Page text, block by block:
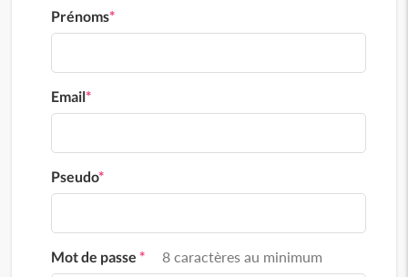
Prénoms*
Email*
Pseudo*
Mot de passe * 8 caractères au minimum